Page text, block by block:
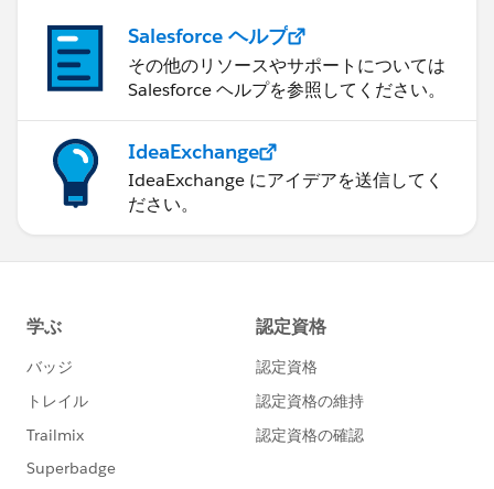
Salesforce ヘルプ
その他のリソースやサポートについては
Salesforce ヘルプを参照してください。
IdeaExchange
IdeaExchange にアイデアを送信してく
ださい。